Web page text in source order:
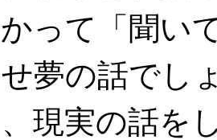
って「聞い
夢の話でし
、現実の話を